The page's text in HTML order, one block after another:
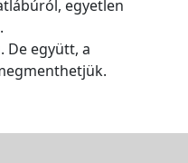
egyetlen
De együtt, a